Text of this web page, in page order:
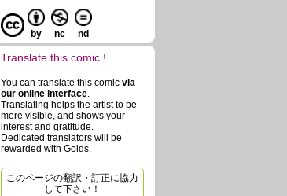
by nc nd
Translate this comic !
You can translate this comic via
our online interface.
Translating helps the artist to be
more visible, and shows your
interest and gratitude.
Dedicated translators will be
rewarded with Golds.
このページの翻訳・訂正に協力
して下さい！